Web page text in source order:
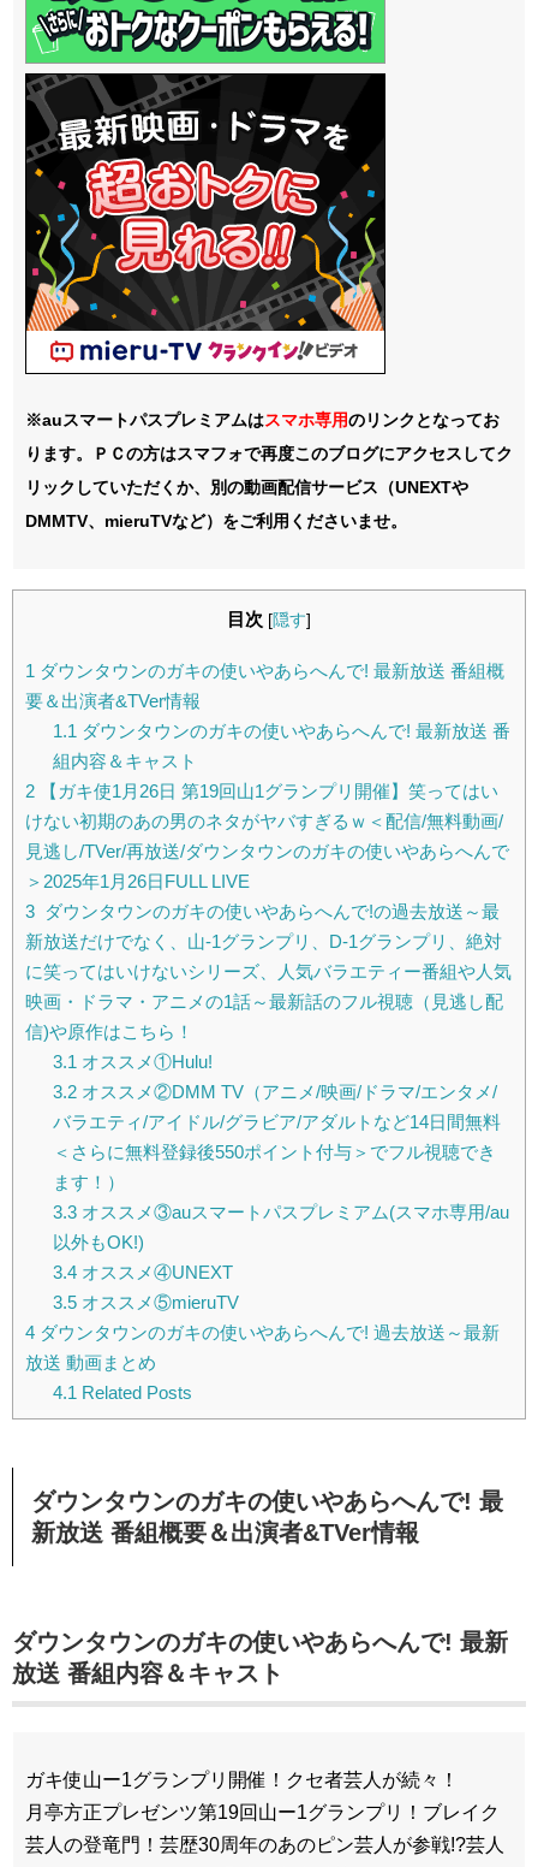
※auスマートパスプレミアムはスマホ専用のリンクとなってお
ります。ＰＣの方はスマフォで再度このブログにアクセスしてク
リックしていただくか、別の動画配信サービス（UNEXTや
DMMTV、mieruTVなど）をご利用くださいませ。
目次 [隠す]
1 ダウンタウンのガキの使いやあらへんで! 最新放送 番組概
要＆出演者&TVer情報
1.1 ダウンタウンのガキの使いやあらへんで! 最新放送 番
組内容＆キャスト
2 【ガキ使1月26日 第19回山1グランプリ開催】笑ってはい
けない初期のあの男のネタがヤバすぎるｗ＜配信/無料動画/
見逃し/TVer/再放送/ダウンタウンのガキの使いやあらへんで
＞2025年1月26日FULL LIVE
3 ダウンタウンのガキの使いやあらへんで!の過去放送～最
新放送だけでなく、山-1グランプリ、D-1グランプリ、絶対
に笑ってはいけないシリーズ、人気バラエティー番組や人気
映画・ドラマ・アニメの1話～最新話のフル視聴（見逃し配
信)や原作はこちら！
3.1 オススメ①Hulu!
3.2オススメ②DMM TV（アニメ/映画/ドラマ/エンタメ/
バラエティ/アイドル/グラビア/アダルトなど14日間無料
＜さらに無料登録後550ポイント付与＞でフル視聴でき
ます！）
3.3オススメ③auスマートパスプレミアム(スマホ専用/au
以外もOK!)
3.4オススメ④UNEXT
3.5オススメ⑤mieruTV
4 ダウンタウンのガキの使いやあらへんで! 過去放送～最新
放送 動画まとめ
4.1 Related Posts
ダウンタウンのガキの使いやあらへんで! 最
新放送 番組概要＆出演者&TVer情報
ダウンタウンのガキの使いやあらへんで! 最新
放送 番組内容＆キャスト
ガキ使山ー1グランプリ開催！クセ者芸人が続々！
月亭方正プレゼンツ第19回山ー1グランプリ！ブレイク
芸人の登竜門！芸歴30周年のあのピン芸人が参戦!?芸人